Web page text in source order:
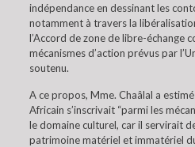
indépendance en dessinant les
notamment à travers la
l’Accord de zone de libre-échange
mécanismes d’action prévus par
soutenu.
A ce propos, Mme. Chaâlal a
Africain s’inscrivait “parmi les
le domaine culturel, car il servirait
patrimoine matériel et immatériel